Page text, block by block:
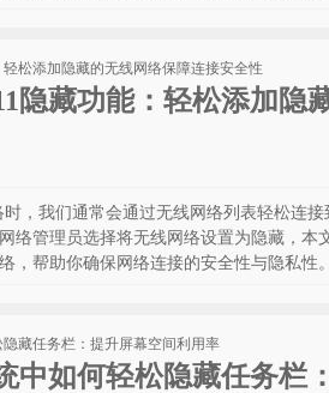
隐藏功能：轻松添加隐
，我们通常会通过无线网络列表轻松连
络管理员选择将无线网络设置为隐藏，本
，帮助你确保网络连接的安全性与隐私性。
中如何轻松隐藏任务栏